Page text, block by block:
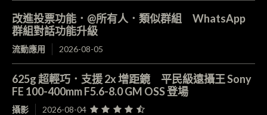
改進投票功能．@所有人．類似群組 WhatsApp
群組對話功能升級
流動應用 2026-08-05
625g 超輕巧．支援 2x 增距鏡 平民級遠攝王 Sony
FE 100-400mm F5.6-8.0 GM OSS 登場
攝影 2026-08-04